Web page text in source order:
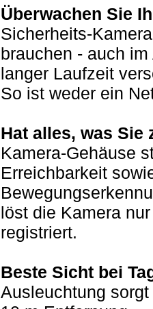
Überwachen Sie
Sicherheits-
brauchen - auch
langer Laufzeit
So ist weder ein
Hat alles, was Sie
Kamera-Gehäuse
Erreichbarkeit
löst die Kamera
registriert.
Beste Sicht bei
Ausleuchtung